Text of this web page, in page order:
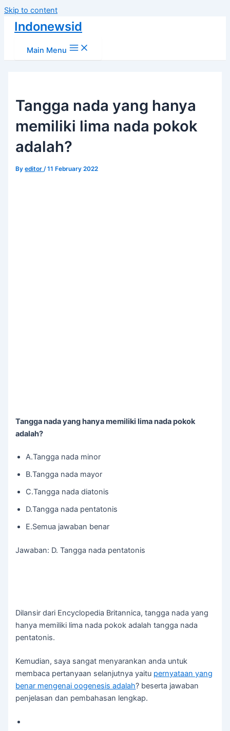
Skip to content
Indonewsid
Main Menu
Tangga nada yang hanya
memiliki lima nada pokok
adalah?
Byeditor/11 February 2022
Tangga nada yang hanya memiliki lima nada pokok
adalah?
A.Tangga nada minor
B.Tangga nada mayor
C.Tangga nada diatonis
D.Tangga nada pentatonis
E.Semua jawaban benar
Jawaban: D. Tangga nada pentatonis
Dilansir dari Encyclopedia Britannica, tangga nada yang
hanya memiliki lima nada pokok adalah tangga nada
pentatonis.
Kemudian, saya sangat menyarankan anda untuk
membaca pertanyaan selanjutnya yaitu pernyataan yang
benar mengenai oogenesis adalah? beserta jawaban
penjelasan dan pembahasan lengkap.